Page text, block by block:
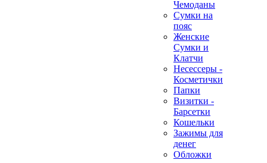
Чемоданы
Сумки на
пояс
Женские
Сумки и
Клатчи
Несессеры -
Косметички
Папки
Визитки -
Барсетки
Кошельки
Зажимы для
денег
Обложки